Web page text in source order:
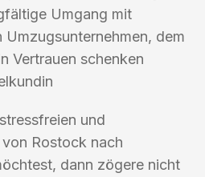
Umgang mit
Umzugsunternehmen, dem
Vertrauen schenken
und
Rostock nach
dann zögere nicht